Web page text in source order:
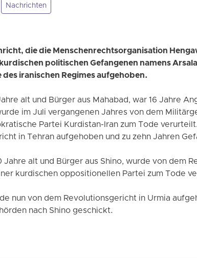
Nachrichten
die die Menschenrechtsorganisation
politischen Gefangenen namens
iranischen Regimes aufgehoben.
alt und Bürger aus Mahabad, war 16 Jahre
im Juli vergangenen Jahres von dem
Partei Kurdistan-Iran zum Tode
in Tehran aufgehoben und zu zehn Jahren
Jahre alt und Bürger aus Shino, wurde von dem
kurdischen oppositionellen Partei zum Tode
nun von dem Revolutionsgericht in Urmia
nach Shino geschickt.